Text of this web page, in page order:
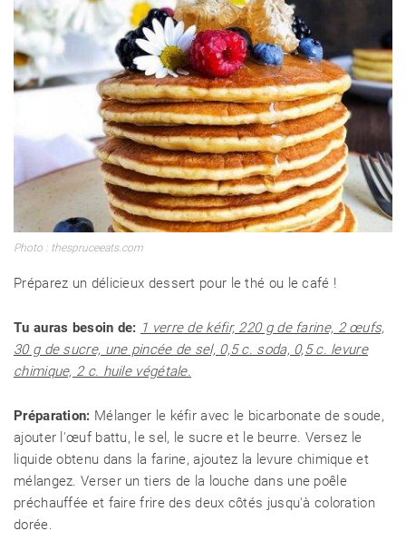
Photo : thespruceeats.com
Préparez un délicieux dessert pour le thé ou le café !
Tu auras besoin de: 1 verre de kéfir, 220 g de farine, 2 œufs,
30 g de sucre, une pincée de sel, 0,5 c. soda, 0,5 c. levure
chimique, 2 c. huile végétale.
Préparation: Mélanger le kéfir avec le bicarbonate de soude,
ajouter l'œuf battu, le sel, le sucre et le beurre. Versez le
liquide obtenu dans la farine, ajoutez la levure chimique et
mélangez. Verser un tiers de la louche dans une poêle
préchauffée et faire frire des deux côtés jusqu'à coloration
dorée.